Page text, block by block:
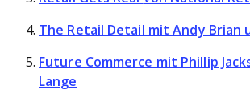
The Retail Detail mit Andy Brian
Future Commerce mit Phillip
Lange